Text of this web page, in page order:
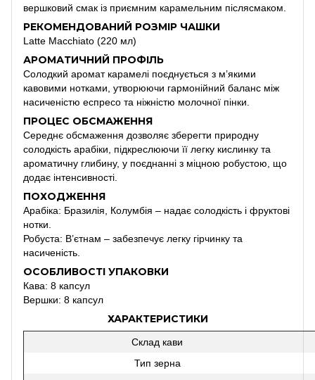
вершковий смак із приємним карамельним післясмаком.
РЕКОМЕНДОВАНИЙ РОЗМІР ЧАШКИ
Latte Macchiato (220 мл)
АРОМАТИЧНИЙ ПРОФІЛЬ
Солодкий аромат карамелі поєднується з м’якими
кавовими нотками, утворюючи гармонійний баланс між
насиченістю еспресо та ніжністю молочної пінки.
ПРОЦЕС ОБСМАЖЕННЯ
Середнє обсмаження дозволяє зберегти природну
солодкість арабіки, підкреслюючи її легку кислинку та
ароматичну глибину, у поєднанні з міцною робустою, що
додає інтенсивності.
ПОХОДЖЕННЯ
Арабіка: Бразилія, Колумбія – надає солодкість і фруктові
нотки.
Робуста: В’єтнам – забезпечує легку гірчинку та
насиченість.
ОСОБЛИВОСТІ УПАКОВКИ
Кава: 8 капсул
Вершки: 8 капсул
ХАРАКТЕРИСТИКИ
Склад кави
Тип зерна